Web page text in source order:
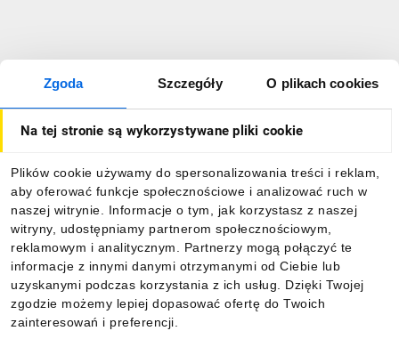
Zgoda Szczegóły O plikach cookies
Na tej stronie są wykorzystywane pliki cookie
Plików cookie używamy do spersonalizowania treści i reklam,
aby oferować funkcje społecznościowe i analizować ruch w
naszej witrynie. Informacje o tym, jak korzystasz z naszej
witryny, udostępniamy partnerom społecznościowym,
reklamowym i analitycznym. Partnerzy mogą połączyć te
informacje z innymi danymi otrzymanymi od Ciebie lub
uzyskanymi podczas korzystania z ich usług. Dzięki Twojej
zgodzie możemy lepiej dopasować ofertę do Twoich
zainteresowań i preferencji.